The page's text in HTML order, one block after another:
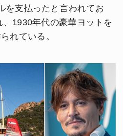
を支払ったと言われてお
1930年代の豪華ヨットを
れている。